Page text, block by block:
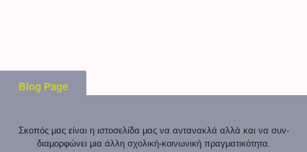
Blog Page
Σκοπός μας είναι η ιστοσελίδα μας να αντανακλά αλλά και να συν-
διαμορφώνει μια άλλη σχολική-κοινωνική πραγματικότητα.